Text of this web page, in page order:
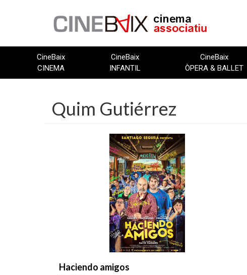
CineBaix
CINEMA
CineBaix
INFANTIL
CineBaix
ÒPERA & BALLET
Quim Gutiérrez
Haciendo amigos